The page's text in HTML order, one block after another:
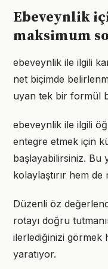
Ebeveynlik
maksimum
ebeveynlik ile ilgili
net biçimde
uyan tek bir formül
ebeveynlik ile ilgili
entegre etmek için
başlayabilirsiniz. Bu
kolaylaştırır hem de
Düzenli öz
rotayı doğru
ilerlediğinizi görmek
yaratıyor.